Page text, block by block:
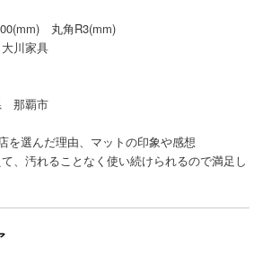
丸角R3(mm)
川家具
那覇市
を選んだ理由、マットの印象や感想
、汚れることなく使い続けられるので満足し